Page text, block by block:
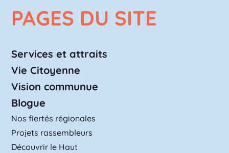
PAGES DU SITE
Services et attraits
Vie Citoyenne
Vision communue
Blogue
Nos fiertés régionales
Projets rassembleurs
Découvrir le Haut